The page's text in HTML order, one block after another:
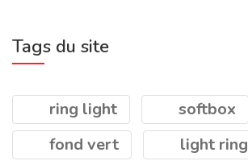
Tags du site
ring light
softbox
fond vert
light ring